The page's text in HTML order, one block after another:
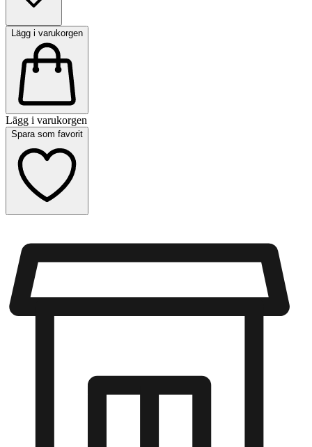
Lägg i varukorgen
Lägg i varukorgen
Spara som favorit